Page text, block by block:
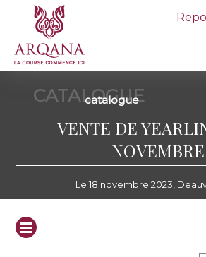
CATALOGUE
catalogue
VENTE DE
NOVEMBRE
Le 18 novembre 2023,